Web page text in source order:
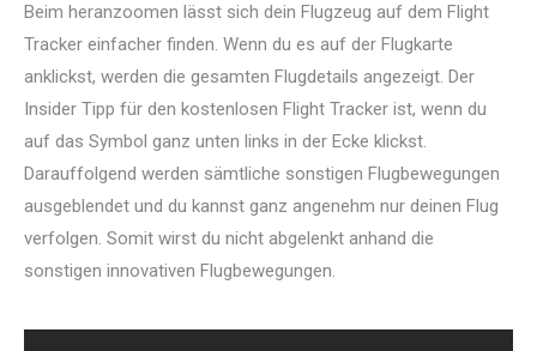
Beim heranzoomen lässt sich dein Flugzeug auf dem Flight
Tracker einfacher finden. Wenn du es auf der Flugkarte
anklickst, werden die gesamten Flugdetails angezeigt. Der
Insider Tipp für den kostenlosen Flight Tracker ist, wenn du
auf das Symbol ganz unten links in der Ecke klickst.
Darauffolgend werden sämtliche sonstigen Flugbewegungen
ausgeblendet und du kannst ganz angenehm nur deinen Flug
verfolgen. Somit wirst du nicht abgelenkt anhand die
sonstigen innovativen Flugbewegungen.